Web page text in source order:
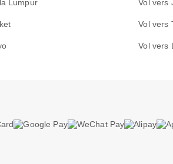
Lumpur Vol vers
Vol vers
Vol vers